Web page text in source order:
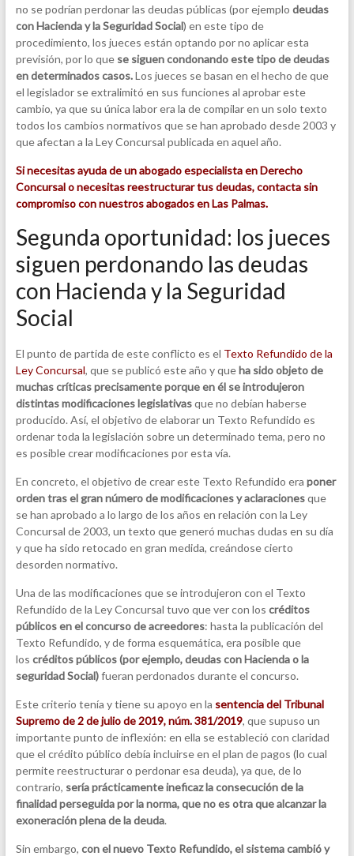
no se podrían perdonar las deudas públicas (por ejemplo deudas
con Hacienda y la Seguridad Social) en este tipo de
procedimiento, los jueces están optando por no aplicar esta
previsión, por lo que se siguen condonando este tipo de deudas
en determinados casos.Los jueces se basan en el hecho de que
el legislador se extralimitó en sus funciones al aprobar este
cambio, ya que su única labor era la de compilar en un solo texto
todos los cambios normativos que se han aprobado desde 2003 y
que afectan a la Ley Concursal publicada en aquel año.
Si necesitas ayuda de un abogado especialista en Derecho
Concursal o necesitas reestructurar tus deudas, contacta sin
compromiso con nuestros abogados en Las Palmas.
Segunda oportunidad: los jueces
siguen perdonando las deudas
con Hacienda y la Seguridad
Social
El punto de partida de este conflicto es el Texto Refundido de la
Ley Concursal, que se publicó este año y queha sido objeto de
muchas críticas precisamente porque en él se introdujeron
distintas modificaciones legislativasque no debían haberse
producido. Así, el objetivo de elaborar un Texto Refundido es
ordenar toda la legislación sobre un determinado tema, pero no
es posible crear modificaciones por esta vía.
En concreto, el objetivo de crear este Texto Refundido era poner
orden tras el gran número de modificaciones y aclaracionesque
se han aprobado a lo largo de los años en relación con la Ley
Concursal de 2003, un texto que generó muchas dudas en su día
y que ha sido retocado en gran medida, creándose cierto
desorden normativo.
Una de las modificaciones que se introdujeron con el Texto
Refundido de la Ley Concursal tuvo que ver con los créditos
públicos en el concurso de acreedores: hasta la publicación del
Texto Refundido, y de forma esquemática, era posible que
los créditos públicos (por ejemplo, deudas con Hacienda o la
seguridad Social)fueran perdonados durante el concurso.
Este criterio tenía y tiene su apoyo en la sentencia del Tribunal
Supremo de 2 de julio de 2019, núm. 381/2019, que supuso un
importante punto de inflexión: en ella se estableció con claridad
que el crédito público debía incluirse en el plan de pagos (lo cual
permite reestructurar o perdonar esa deuda), ya que, de lo
contrario, sería prácticamente ineficaz la consecución de la
finalidad perseguida por la norma, que no es otra que alcanzar la
exoneración plena de la deuda.
Sin embargo, con el nuevo Texto Refundido, el sistema cambió y